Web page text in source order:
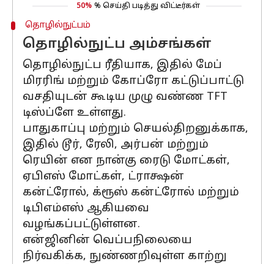
50% % செய்தி படித்து விட்டீர்கள்
தொழில்நுட்பம்
தொழில்நுட்ப அம்சங்கள்
தொழில்நுட்ப ரீதியாக, இதில் மேப்
மிரரிங் மற்றும் கோப்ரோ கட்டுப்பாட்டு
வசதியுடன் கூடிய முழு வண்ண TFT
டிஸ்ப்ளே உள்ளது.
பாதுகாப்பு மற்றும் செயல்திறனுக்காக,
இதில் டூர், ரேலி, அர்பன் மற்றும்
ரெயின் என நான்கு ரைடு மோட்கள்,
ஏபிஎஸ் மோட்கள், ட்ராக்ஷன்
கன்ட்ரோல், க்ரூஸ் கன்ட்ரோல் மற்றும்
டிபிஎம்எஸ் ஆகியவை
வழங்கப்பட்டுள்ளன.
என்ஜினின் வெப்பநிலையை
நிர்வகிக்க, நுண்ணறிவுள்ள காற்று